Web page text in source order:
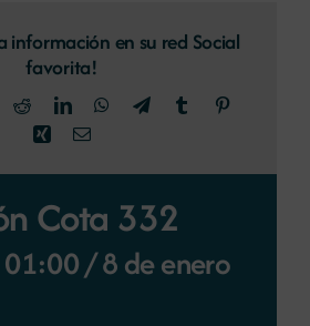
información en su red Social
favorita!
RedditLinkedInWhatsApp
TelegramTumblr
XingCorreo
Cota 332
01:00/8 de enero